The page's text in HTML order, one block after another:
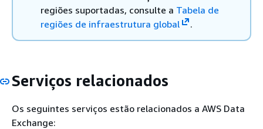
regiões suportadas, consulte a Tabela de
regiões de infraestrutura global
.
Serviços relacionados
Os seguintes serviços estão relacionados a AWS Data
Exchange: